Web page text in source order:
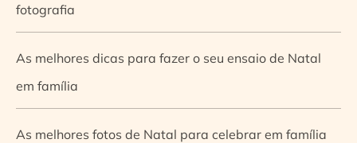
fotografia
As melhores dicas para fazer o seu ensaio de Natal
em família
As melhores fotos de Natal para celebrar em família